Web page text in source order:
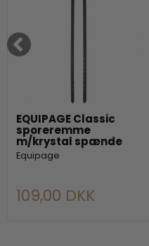
EQUIPAGE Classic
sporeremme
m/krystal spænde
Equipage
109,00 DKK